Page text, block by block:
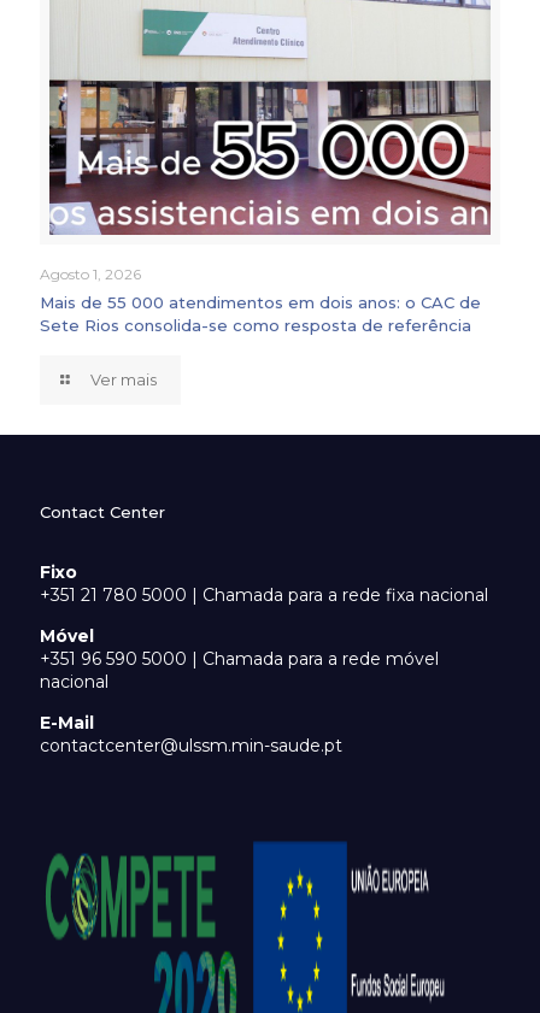
Agosto 1, 2026
Mais de 55 000 atendimentos em dois anos: o CAC de
Sete Rios consolida-se como resposta de referência
Ver mais
Contact Center
Fixo
+351 21 780 5000 | Chamada para a rede fixa nacional
Móvel
+351 96 590 5000 | Chamada para a rede móvel
nacional
E-Mail
contactcenter@ulssm.min-saude.pt